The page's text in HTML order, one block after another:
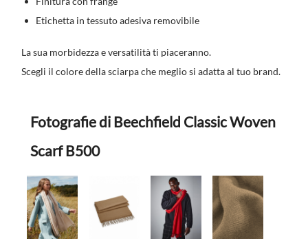
Etichetta in tessuto adesiva removibile
La sua morbidezza e versatilità ti piaceranno.
Scegli il colore della sciarpa che meglio si adatta al tuo brand.
Fotografie di Beechfield Classic Woven
Scarf B500